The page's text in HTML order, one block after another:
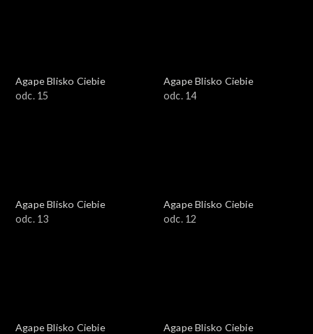
Agape Blisko Ciebie
odc. 15
Agape Blisko Ciebie
odc. 14
Agape Blisko Ciebie
odc. 13
Agape Blisko Ciebie
odc. 12
Agape Blisko Ciebie
Agape Blisko Ciebie